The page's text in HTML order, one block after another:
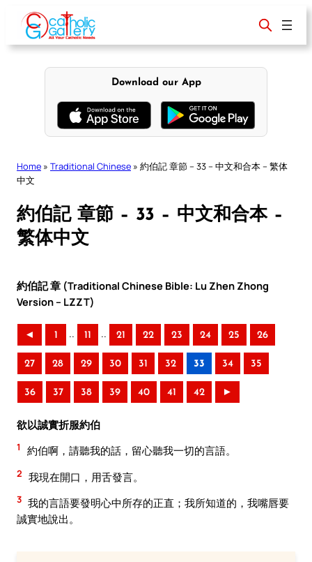
content
Download our App
Home » Traditional Chinese » 約伯記 章節 – 33 – 中文和合本 – 繁体
中文
約伯記 章節 – 33 – 中文和合本 –
繁体中文
約伯記 章 (Traditional Chinese Bible: Lu Zhen Zhong
Version – LZZT)
◄ 1 .. 11 .. 21 22 23 24 25 26
27 28 29 30 31 32 33 34 35
36 37 38 39 40 41 42 ►
欲以誠實折服約伯
1 約伯啊，請聽我的話，留心聽我一切的言語。
2 我現在開口，用舌發言。
3 我的言語要發明心中所存的正直；我所知道的，我嘴唇要
誠實地說出。